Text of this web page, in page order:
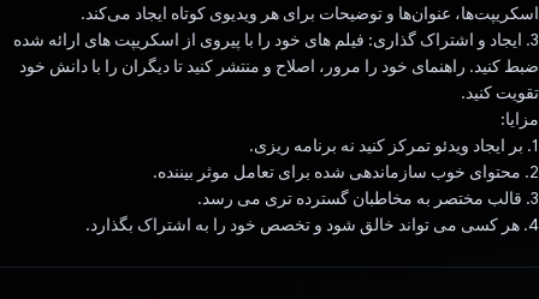
اسکریپت‌ها، عنوان‌ها و توضیحات برای هر ویدیوی کوتاه ایجاد می‌کند.
3. ایجاد و اشتراک گذاری: فیلم های خود را با پیروی از اسکریپت های ارائه شده
ضبط کنید. راهنمای خود را مرور، اصلاح و منتشر کنید تا دیگران را با دانش خود
تقویت کنید.
مزایا:
1. بر ایجاد ویدئو تمرکز کنید نه برنامه ریزی.
2. محتوای خوب سازماندهی شده برای تعامل موثر بیننده.
3. قالب مختصر به مخاطبان گسترده تری می رسد.
4. هر کسی می تواند خالق شود و تخصص خود را به اشتراک بگذارد.